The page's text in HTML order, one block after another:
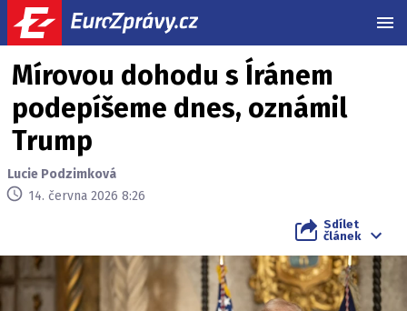
Mírovou dohodu s Íránem
podepíšeme dnes, oznámil
Trump
Lucie Podzimková
14. června 2026 8:26
Sdílet
článek